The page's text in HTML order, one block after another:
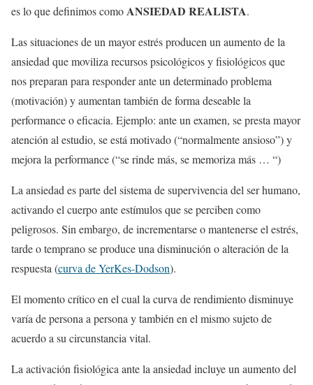
es lo que definimos comoANSIEDAD REALISTA.
Las situaciones de un mayor estrés producen un aumento de la
ansiedad que moviliza recursos psicológicos y fisiológicos que
nos preparan para responder ante un determinado problema
(motivación) y aumentan también de forma deseable la
performance o eficacia. Ejemplo: ante un examen, se presta mayor
atención al estudio, se está motivado (“normalmente ansioso”) y
mejora la performance (“se rinde más, se memoriza más … “)
La ansiedad es parte del sistema de supervivencia del ser humano,
activando el cuerpo ante estímulos que se perciben como
peligrosos. Sin embargo, de incrementarse o mantenerse el estrés,
tarde o temprano se produce una disminución o alteración de la
respuesta (curva de YerKes-Dodson).
El momento crítico en el cual la curva de rendimiento disminuye
varía de persona a persona y también en el mismo sujeto de
acuerdo a su circunstancia vital.
La activación fisiológica ante la ansiedad incluye un aumento del